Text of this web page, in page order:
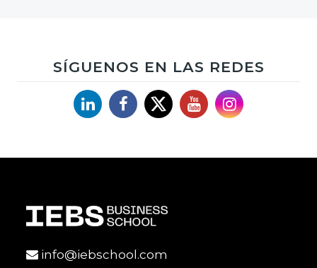
SÍGUENOS EN LAS REDES
LinkedinFacebook
X YouTubeInstagram
info@iebschool.com